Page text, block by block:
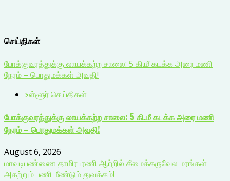
செய்திகள்
போக்குவரத்துக்கு லாயக்கற்ற சாலை: 5 கி.மீ கடக்க அரை மணி
நேரம் – பொதுமக்கள் அவதி!
உள்ளூர் செய்திகள்
போக்குவரத்துக்கு லாயக்கற்ற சாலை: 5 கி.மீ கடக்க அரை மணி
நேரம் – பொதுமக்கள் அவதி!
August 6, 2026
மாவடிபண்ணை தாமிரபரணி ஆற்றில் சீமைக்கருவேல மரங்கள்
அகற்றும் பணி மீண்டும் துவக்கம்!